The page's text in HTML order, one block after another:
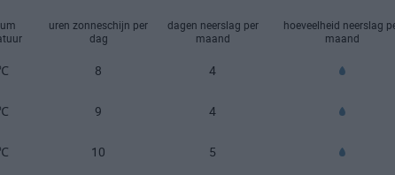
uren zonneschijn per
dag
dagen neerslag per
maand
hoeveelheid neerslag
maand
8 4
9 4
10 5